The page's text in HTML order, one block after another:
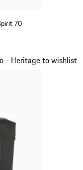
70
- Heritage to wishlist